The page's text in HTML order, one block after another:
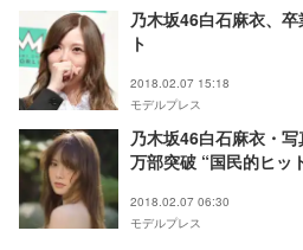
乃木坂46白石麻衣、
ト
2018.02.07 15:18
モデルプレス
乃木坂46白石麻衣・
万部突破 “国民的ヒッ
2018.02.07 06:30
モデルプレス